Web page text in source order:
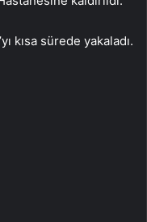
kısa sürede yakaladı.